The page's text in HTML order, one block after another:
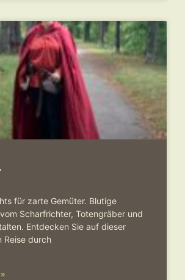
für zarte Gemüter. Blutige
Scharfrichter, Totengräber und
Entdecken Sie auf dieser
Reise durch